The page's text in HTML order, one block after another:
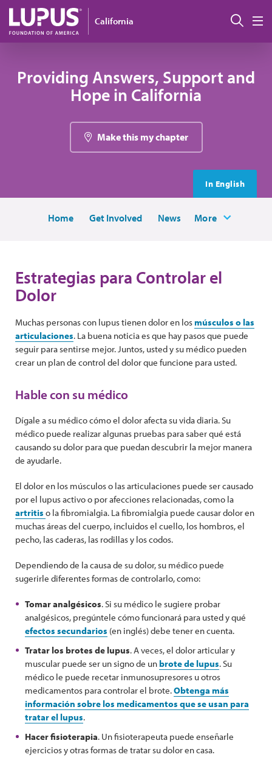
Pasar al contenido principal
California
Providing Answers, Support and
Hope in California
Make this my chapter
In English
Home Get Involved News More
Estrategias para Controlar el
Dolor
Muchas personas con lupus tienen dolor en losmúsculos o las
articulaciones. La buena noticia es que hay pasos que puede
seguir para sentirse mejor. Juntos, usted y su médico pueden
crear un plan de control del dolor que funcione para usted.
Hable con su médico
Dígale a su médico cómo el dolor afecta su vida diaria. Su
médico puede realizar algunas pruebas para saber qué está
causando su dolor para que puedan descubrir la mejor manera
de ayudarle.
El dolor en los músculos o las articulaciones puede ser causado
por el lupus activo o por afecciones relacionadas, como la
artritis o la fibromialgia. La fibromialgia puede causar dolor en
muchas áreas del cuerpo, incluidos el cuello, los hombros, el
pecho, las caderas, las rodillas y los codos.
Dependiendo de la causa de su dolor, su médico puede
sugerirle diferentes formas de controlarlo, como:
Tomar analgésicos. Si su médico le sugiere probar
analgésicos, pregúntele cómo funcionará para usted y qué
efectos secundarios (en inglés) debe tener en cuenta.
Tratar los brotes de lupus. A veces, el dolor articular y
muscular puede ser un signo de unbrote de lupus. Su
médico le puede recetar inmunosupresores u otros
medicamentos para controlar el brote.Obtenga más
información sobre los medicamentos que se usan para
tratar el lupus.
Hacer fisioterapia. Un fisioterapeuta puede enseñarle
ejercicios y otras formas de tratar su dolor en casa.